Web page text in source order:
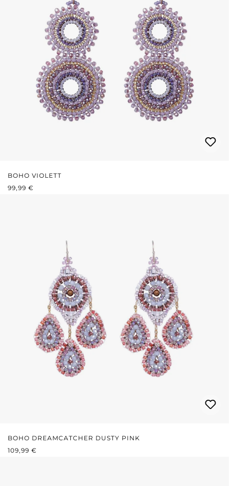
BOHO VIOLETT
REGULÄRER PREIS:
99,99 €
BOHO DREAMCATCHER DUSTY PINK
REGULÄRER PREIS:
109,99 €